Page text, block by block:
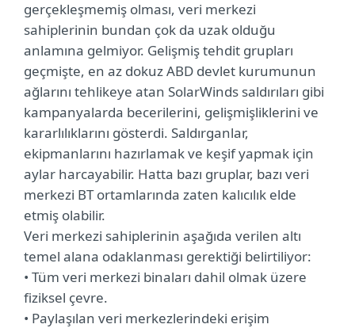
gerçekleşmemiş olması, veri merkezi
sahiplerinin bundan çok da uzak olduğu
anlamına gelmiyor. Gelişmiş tehdit grupları
geçmişte, en az dokuz ABD devlet kurumunun
ağlarını tehlikeye atan SolarWinds saldırıları gibi
kampanyalarda becerilerini, gelişmişliklerini ve
kararlılıklarını gösterdi. Saldırganlar,
ekipmanlarını hazırlamak ve keşif yapmak için
aylar harcayabilir. Hatta bazı gruplar, bazı veri
merkezi BT ortamlarında zaten kalıcılık elde
etmiş olabilir.
Veri merkezi sahiplerinin aşağıda verilen altı
temel alana odaklanması gerektiği belirtiliyor:
• Tüm veri merkezi binaları dahil olmak üzere
fiziksel çevre.
• Paylaşılan veri merkezlerindeki erişim